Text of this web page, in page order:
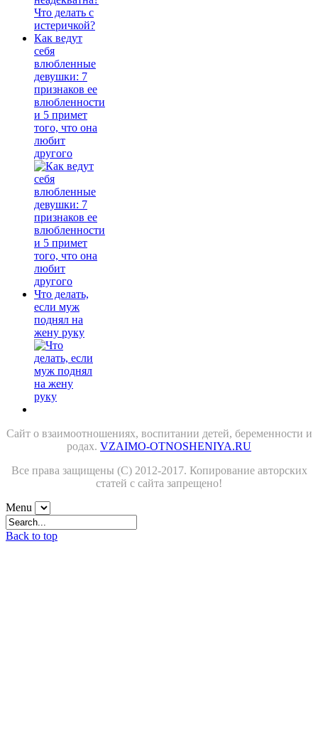
Как ведут
себя
влюбленные
девушки: 7
признаков ее
влюбленности
и 5 примет
того, что она
любит
другого
Что делать,
если муж
поднял на
жену руку
Сайт о взаимоотношениях, воспитании детей, беременности и
родах. VZAIMO-OTNOSHENIYA.RU
Все права защищены (С) 2012-2017. Копирование авторских
статей с сайта запрещено!
Menu
Back to top